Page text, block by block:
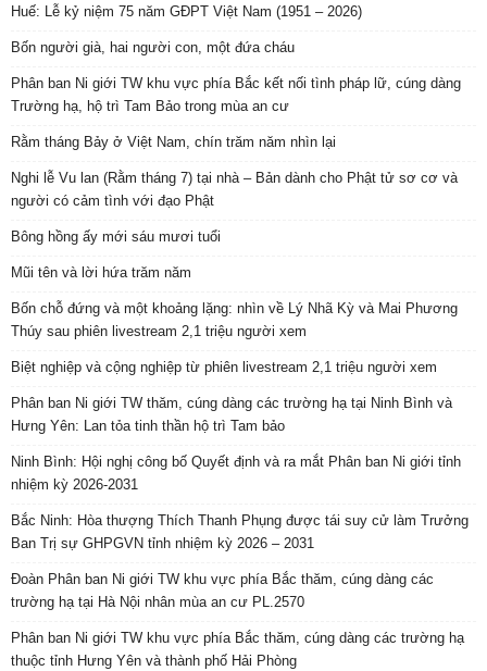
Huế: Lễ kỷ niệm 75 năm GĐPT Việt Nam (1951 – 2026)
Bốn người già, hai người con, một đứa cháu
Phân ban Ni giới TW khu vực phía Bắc kết nối tình pháp lữ, cúng dàng
Trường hạ, hộ trì Tam Bảo trong mùa an cư
Rằm tháng Bảy ở Việt Nam, chín trăm năm nhìn lại
Nghi lễ Vu lan (Rằm tháng 7) tại nhà – Bản dành cho Phật tử sơ cơ và
người có cảm tình với đạo Phật
Bông hồng ấy mới sáu mươi tuổi
Mũi tên và lời hứa trăm năm
Bốn chỗ đứng và một khoảng lặng: nhìn về Lý Nhã Kỳ và Mai Phương
Thúy sau phiên livestream 2,1 triệu người xem
Biệt nghiệp và cộng nghiệp từ phiên livestream 2,1 triệu người xem
Phân ban Ni giới TW thăm, cúng dàng các trường hạ tại Ninh Bình và
Hưng Yên: Lan tỏa tinh thần hộ trì Tam bảo
Ninh Bình: Hội nghị công bố Quyết định và ra mắt Phân ban Ni giới tỉnh
nhiệm kỳ 2026-2031
Bắc Ninh: Hòa thượng Thích Thanh Phụng được tái suy cử làm Trưởng
Ban Trị sự GHPGVN tỉnh nhiệm kỳ 2026 – 2031
Đoàn Phân ban Ni giới TW khu vực phía Bắc thăm, cúng dàng các
trường hạ tại Hà Nội nhân mùa an cư PL.2570
Phân ban Ni giới TW khu vực phía Bắc thăm, cúng dàng các trường hạ
thuộc tỉnh Hưng Yên và thành phố Hải Phòng